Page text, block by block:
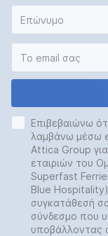
Επιβεβαιώνω
λαμβάνω μέσω
Attica Group
εταιριών του
Superfast
Blue
συγκατάθεσή
σύνδεσμο που
υποβάλλοντας